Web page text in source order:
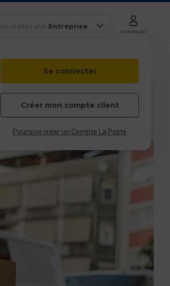
Vous êtes une Entreprise
collectivités
CONNEXION
Se connecter
Créer mon compte client
Pourquoi créer un Compte La Poste